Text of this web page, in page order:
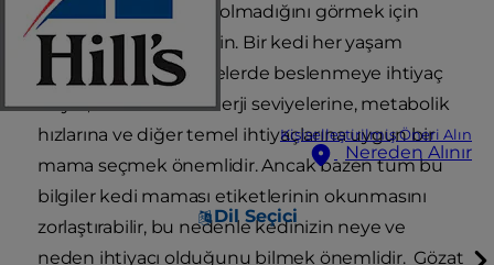
Kişiselleştirilmiş Öneri Alın
Nereden Alınır
Dil Seçici
Gözat
evresine uygun olup olmadığını görmek için
ambalajını kontrol edin. Bir kedi her yaşam
evresinde farklı seviyelerde beslenmeye ihtiyaç
duyar, bu nedenle enerji seviyelerine, metabolik
hızlarına ve diğer temel ihtiyaçlarına uygun bir
mama seçmek önemlidir. Ancak bazen tüm bu
bilgiler kedi maması etiketlerinin okunmasını
zorlaştırabilir, bu nedenle kedinizin neye ve
neden ihtiyacı olduğunu bilmek önemlidir.